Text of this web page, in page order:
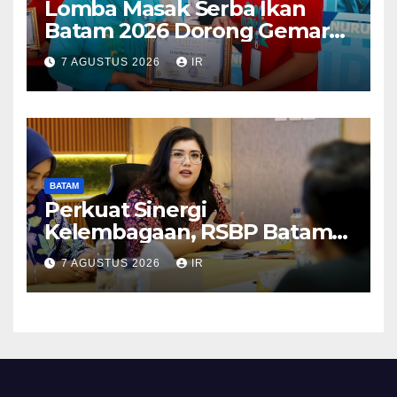
Lomba Masak Serba Ikan
Batam 2026 Dorong Gemar
Makan Ikan
7 AGUSTUS 2026 IR
BATAM
Perkuat Sinergi
Kelembagaan, RSBP Batam
dan BPOM Pastikan
Pelayanan dan Ketersediaan
Obat Aman
7 AGUSTUS 2026 IR